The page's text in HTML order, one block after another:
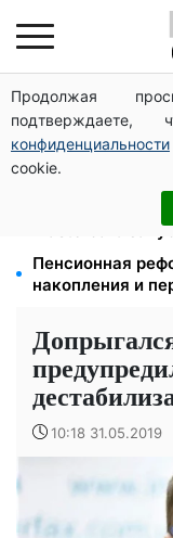
Продолжая
конфиденциальности
cookie.
Мост Метро
водителям
113 млрд грн
830 тысяч
Кэшбек до 40%
Mastercard
Пенсионная
накопления и
10:18 31.05.2019